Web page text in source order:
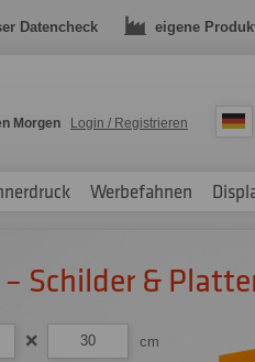
Datencheck eigene
Morgen Login / Registrieren
Werbefahnen
Schilder &
cm